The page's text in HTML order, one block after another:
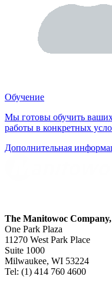
Обучение
Мы готовы обучить
работы в конкретных
Дополнительная
The Manitowoc
One Park Plaza
11270 West Park Place
Suite 1000
Milwaukee, WI 53224
Tel: (1) 414 760 4600